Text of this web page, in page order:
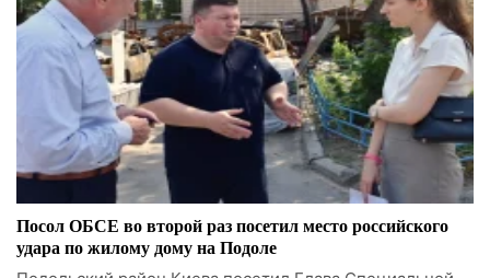
Посол ОБСЕ во второй раз посетил место российского
удара по жилому дому на Подоле